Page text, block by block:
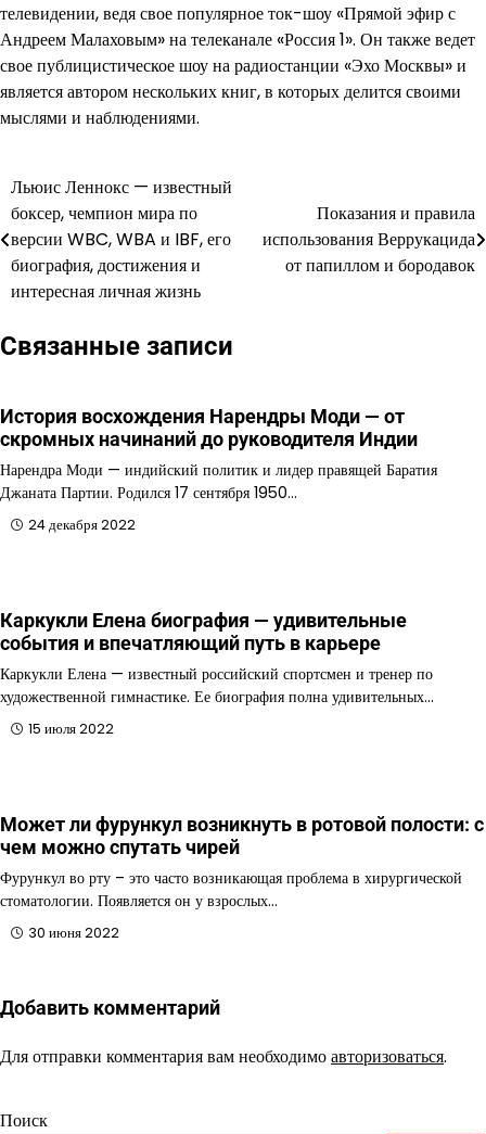
телевидении, ведя свое популярное ток-шоу «Прямой эфир с
Андреем Малаховым» на телеканале «Россия 1». Он также ведет
свое публицистическое шоу на радиостанции «Эхо Москвы» и
является автором нескольких книг, в которых делится своими
мыслями и наблюдениями.
Навигация
по
записям
Льюис Леннокс — известный
боксер, чемпион мира по
версии WBC, WBA и IBF, его
биография, достижения и
интересная личная жизнь
Показания и правила
использования Веррукацида
от папиллом и бородавок
Связанные записи
История восхождения Нарендры Моди — от
скромных начинаний до руководителя Индии
Нарендра Моди — индийский политик и лидер правящей Баратия
Джаната Партии. Родился 17 сентября 1950…
24 декабря 2022
Каркукли Елена биография — удивительные
события и впечатляющий путь в карьере
Каркукли Елена — известный российский спортсмен и тренер по
художественной гимнастике. Ее биография полна удивительных…
15 июля 2022
Может ли фурункул возникнуть в ротовой полости: с
чем можно спутать чирей
Фурункул во рту – это часто возникающая проблема в хирургической
стоматологии. Появляется он у взрослых…
30 июня 2022
Добавить комментарий
Для отправки комментария вам необходимоавторизоваться.
Поиск